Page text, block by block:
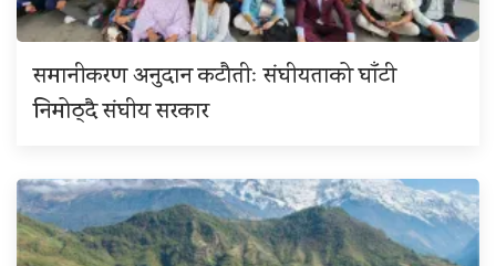
समानीकरण अनुदान कटौतीः संघीयताको घाँटी
निमोठ्दै संघीय सरकार